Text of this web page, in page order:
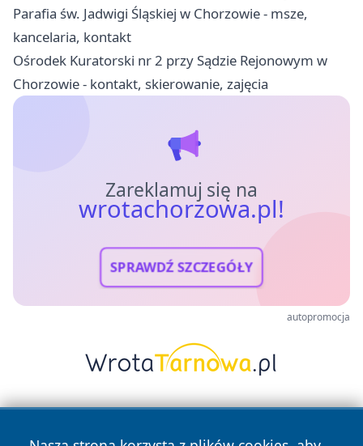
Parafia św. Jadwigi Śląskiej w Chorzowie - msze,
kancelaria, kontakt
Ośrodek Kuratorski nr 2 przy Sądzie Rejonowym w
Chorzowie - kontakt, skierowanie, zajęcia
Zareklamuj się na
wrotachorzowa.pl!
SPRAWDŹ SZCZEGÓŁY
autopromocja